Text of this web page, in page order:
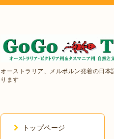
オーストラリア、メルボルン発着の日
ります
トップページ